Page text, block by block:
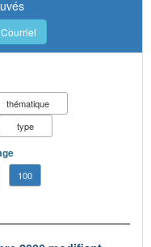
Courriel
thématique
type
100